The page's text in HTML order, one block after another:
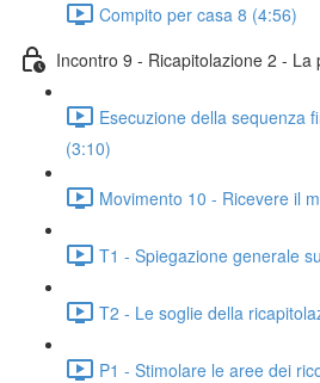
Compito per casa 8 (4:56)
Incontro 9 - Ricapitolazione 2 - La
Esecuzione della sequenza
(3:10)
Movimento 10 - Ricevere il
T1 - Spiegazione generale
T2 - Le soglie della
P1 - Stimolare le aree dei